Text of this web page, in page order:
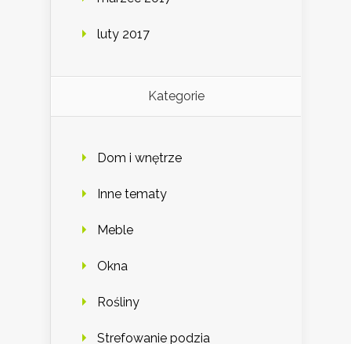
luty 2017
Kategorie
Dom i wnętrze
Inne tematy
Meble
Okna
Rośliny
Strefowanie podzia